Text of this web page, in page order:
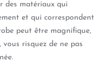
des matériaux qui
et qui correspondent
peut être magnifique,
vous risquez de ne pas